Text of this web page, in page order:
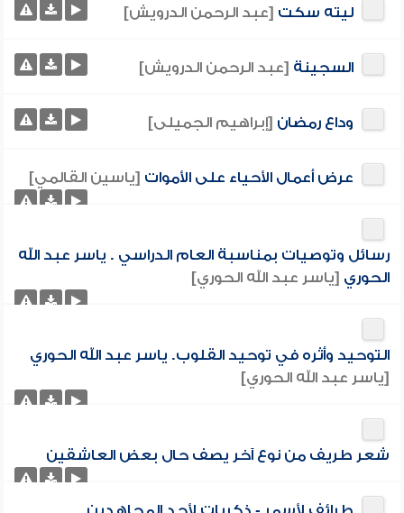
ليته سكت [عبد الرحمن الدرويش]
السجينة [عبد الرحمن الدرويش]
وداع رمضان [إبراهيم الجميلى]
عرض أعمال الأحياء على الأموات [ياسين القالمي]
رسائل وتوصيات بمناسبة العام الدراسي . ياسر عبد الله
الحوري [ياسر عبد الله الحوري]
التوحيد وأثره في توحيد القلوب. ياسر عبد الله الحوري
[ياسر عبد الله الحوري]
شعر طريف من نوع آخر يصف حال بعض العاشقين